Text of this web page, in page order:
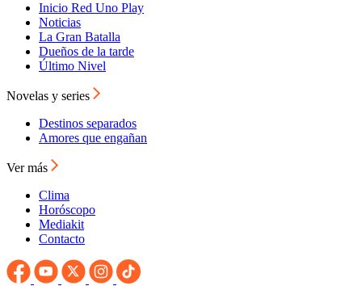
Inicio Red Uno Play
Noticias
La Gran Batalla
Dueños de la tarde
Último Nivel
Novelas y series
Destinos separados
Amores que engañan
Ver más
Clima
Horóscopo
Mediakit
Contacto